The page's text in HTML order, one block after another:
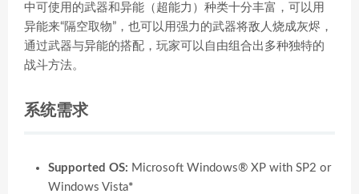
中可使用的武器和异能（超能力）种类十分丰富，可以用
异能来“隔空取物”，也可以用强力的武器将敌人烧成灰烬，
通过武器与异能的搭配，玩家可以自由组合出多种独特的
战斗方法。
系统需求
Supported OS: Microsoft Windows® XP with SP2 or
Windows Vista*